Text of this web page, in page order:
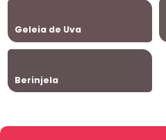
Geleia de Uva
Berinjela